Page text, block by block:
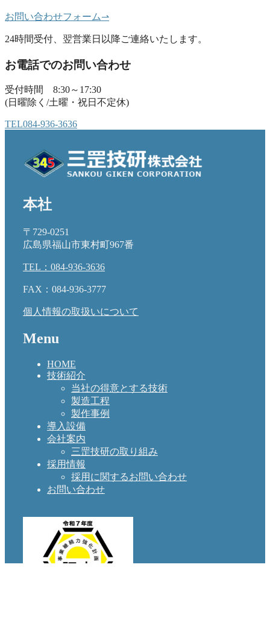
お問い合わせフォーム⇀
24時間受付、翌営業日以降ご連絡いたします。
お電話でのお問い合わせ
受付時間 8:30～17:30
(日曜除く/土曜・祝日不定休)
TEL084-936-3636
本社
〒729-0251
広島県福山市東村町967番
TEL：084-936-3636
FAX：084-936-3777
個人情報の取扱いについて
Menu
HOME
技術紹介
当社の得意とする技術
製造工程
製作事例
導入設備
会社案内
三罡技研の取り組み
採用情報
採用に関するお問い合わせ
お問い合わせ